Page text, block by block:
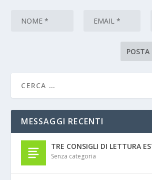
MESSAGGI RECENTI
TRE CONSIGLI DI LETTURA
Senza categoria